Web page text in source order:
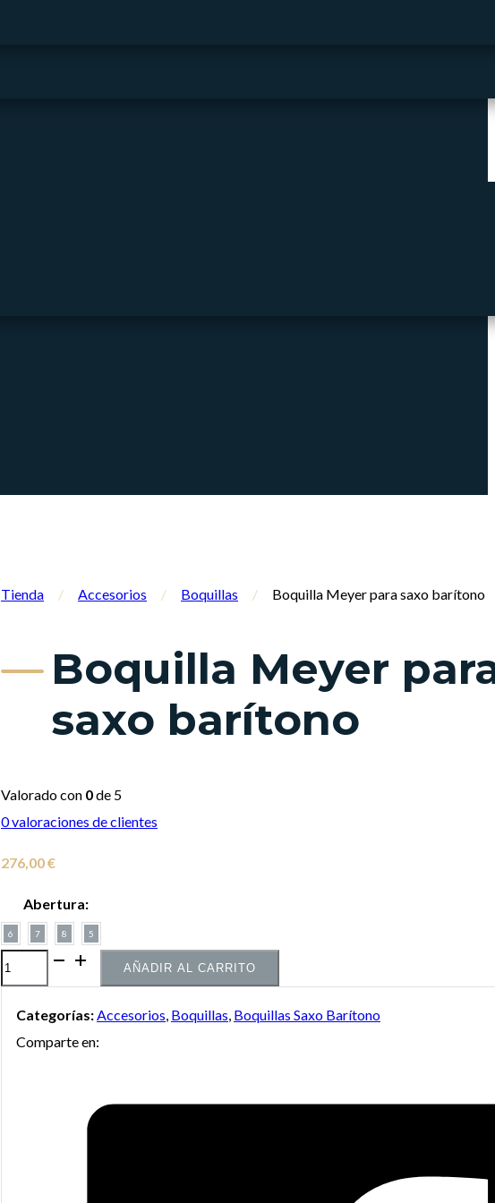
Tienda / Accesorios / Boquillas / Boquilla Meyer para saxo barítono
Boquilla Meyer
saxo barítono
Valorado con 0de 5
0valoraciones de clientes
276,00€
Abertura:
6 7 8 5
Boquilla
Meyer
para
saxo
AÑADIR AL CARRITO
Categorías: Accesorios Boquillas Boquillas Saxo Barítono
Comparte en: